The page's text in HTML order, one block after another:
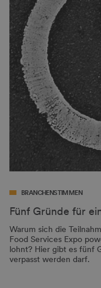
BRANCHENSTIMMEN
Fünf Gründe für
Warum sich die
Food Services Expo
lohnt? Hier gibt es fünf
verpasst werden darf.